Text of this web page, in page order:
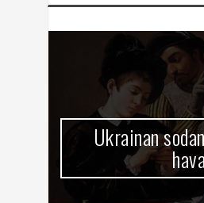
Ukrainan